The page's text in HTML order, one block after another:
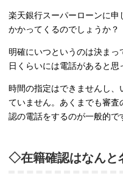
楽天銀行スーパーローンに
かかってくるのでしょうか？
明確にいつというのは決ま
日くらいには電話があると思
時間の指定はできませんし、
ていません。あくまでも審
認の電話をするのが一般的で
◇在籍確認はなんと